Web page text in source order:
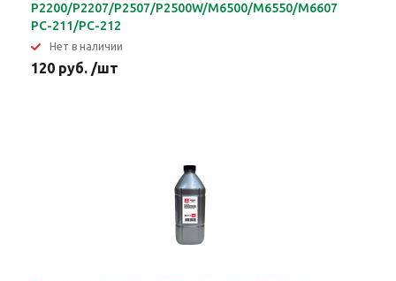
P2200/P2207/P2507/P2500W/M6500/M6550/M6607
PC-211/PC-212
Нет в наличии
120 руб. /шт